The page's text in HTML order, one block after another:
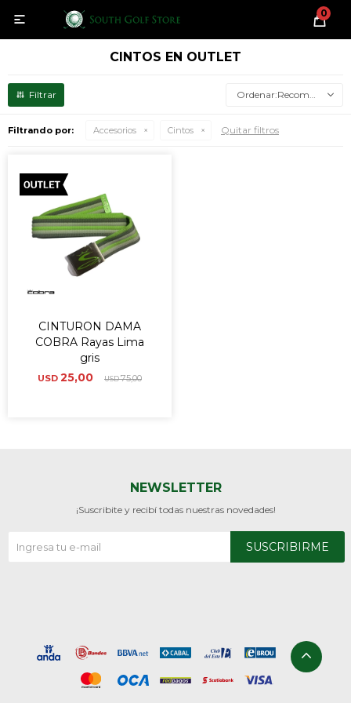
0

CINTOS EN OUTLET
Recomendados
Filtrando por: Accesorios Cintos Quitar filtros
CINTURON DAMA
COBRA Rayas Lima
gris
USD 25,00 USD75,00
NEWSLETTER
¡Suscribite y recibí todas nuestras novedades!
SUSCRIBIRME